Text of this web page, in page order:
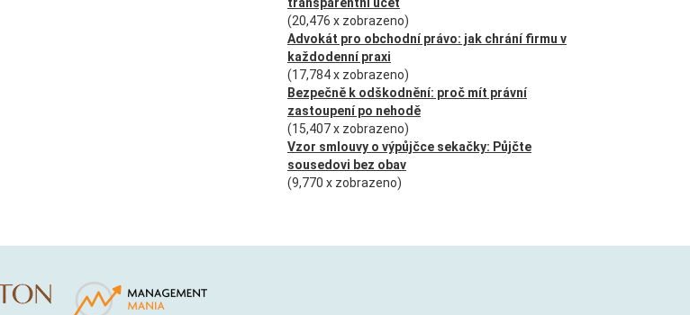
(20,476 x zobrazeno)
Advokát pro obchodní právo: jak chrání firmu v
každodenní praxi
(17,784 x zobrazeno)
Bezpečně k odškodnění: proč mít právní
zastoupení po nehodě
(15,407 x zobrazeno)
Vzor smlouvy o výpůjčce sekačky: Půjčte
sousedovi bez obav
(9,770 x zobrazeno)